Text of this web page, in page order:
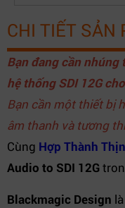
CHI TIẾT SẢN
Bạn đang cần
hệ thống SDI 12G
Bạn cần một thiết bị
âm thanh và tương
Cùng Hợp Thành
Audio to SDI 12G
Blackmagic Design